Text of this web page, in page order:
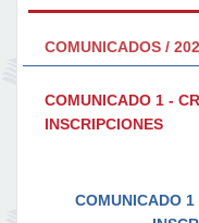
COMUNICADOS /
COMUNICADO 1 -
INSCRIPCIONES
COMUNICADO